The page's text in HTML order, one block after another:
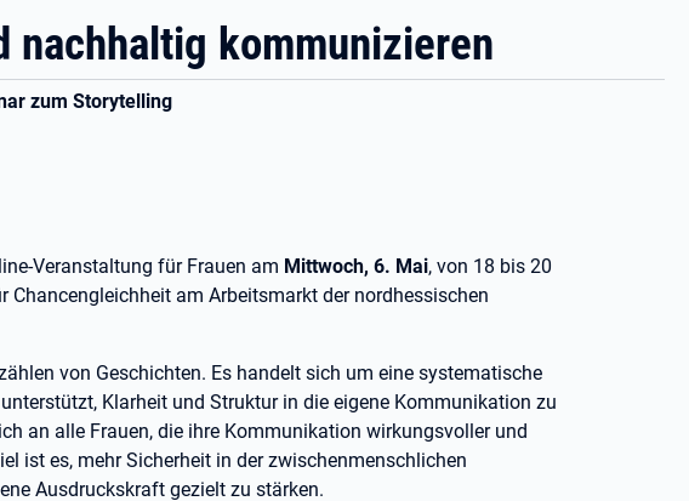
nachhaltig kommunizieren
zum Storytelling
Veranstaltung für Frauen am Mittwoch, 6. Mai, von 18 bis 20
Chancengleichheit am Arbeitsmarkt der nordhessischen
von Geschichten. Es handelt sich um eine systematische
Klarheit und Struktur in die eigene Kommunikation zu
an alle Frauen, die ihre Kommunikation wirkungsvoller und
ist es, mehr Sicherheit in der zwischenmenschlichen
Ausdruckskraft gezielt zu stärken.